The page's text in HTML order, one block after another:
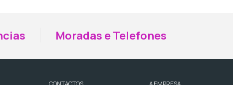
Moradas e Telefones